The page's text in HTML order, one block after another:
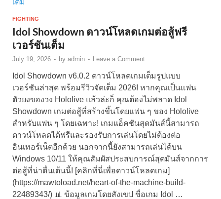
FIGHTING
Idol Showdown ดาวน์โหลดเกมต่อสู้ฟรี
เวอร์ชันเต็ม
July 19, 2026 - by admin - Leave a Comment
Idol Showdown v6.0.2 ดาวน์โหลดเกมเต็มรูปแบบ
เวอร์ชันล่าสุด พร้อมรีวิวจัดเต็ม 2026! หากคุณเป็นแฟน
ตัวยงของวง Hololive แล้วล่ะก็ คุณต้องไม่พลาด Idol
Showdown เกมต่อสู้ที่สร้างขึ้นโดยแฟน ๆ ของ Hololive
สำหรับแฟน ๆ โดยเฉพาะ! เกมแอ็คชันสุดมันส์นี้สามารถ
ดาวน์โหลดได้ฟรีและรองรับการเล่นโดยไม่ต้องต่อ
อินเทอร์เน็ตอีกด้วย นอกจากนี้ยังสามารถเล่นได้บน
Windows 10/11 ให้คุณสัมผัสประสบการณ์สุดมันส์จากการ
ต่อสู้ที่น่าตื่นเต้นนี้! [คลิกที่นี่เพื่อดาวน์โหลดเกม]
(https://mawtoload.net/heart-of-the-machine-build-
22489343/) 📊 ข้อมูลเกมโดยสังเขป ชื่อเกม Idol …